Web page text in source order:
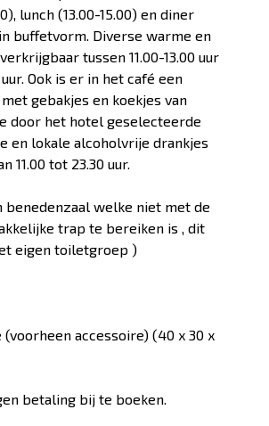
lunch (13.00-15.00) en diner
buffetvorm. Diverse warme en
tussen 11.00-13.00 uur
uur. Ook is er in het café een
gebakjes en koekjes van
door het hotel geselecteerde
en lokale alcoholvrije drankjes
11.00 tot 23.30 uur.
benedenzaal welke niet met de
trap te bereiken is , dit
eigen toiletgroep )
(voorheen accessoire) (40 x 30 x
betaling bij te boeken.